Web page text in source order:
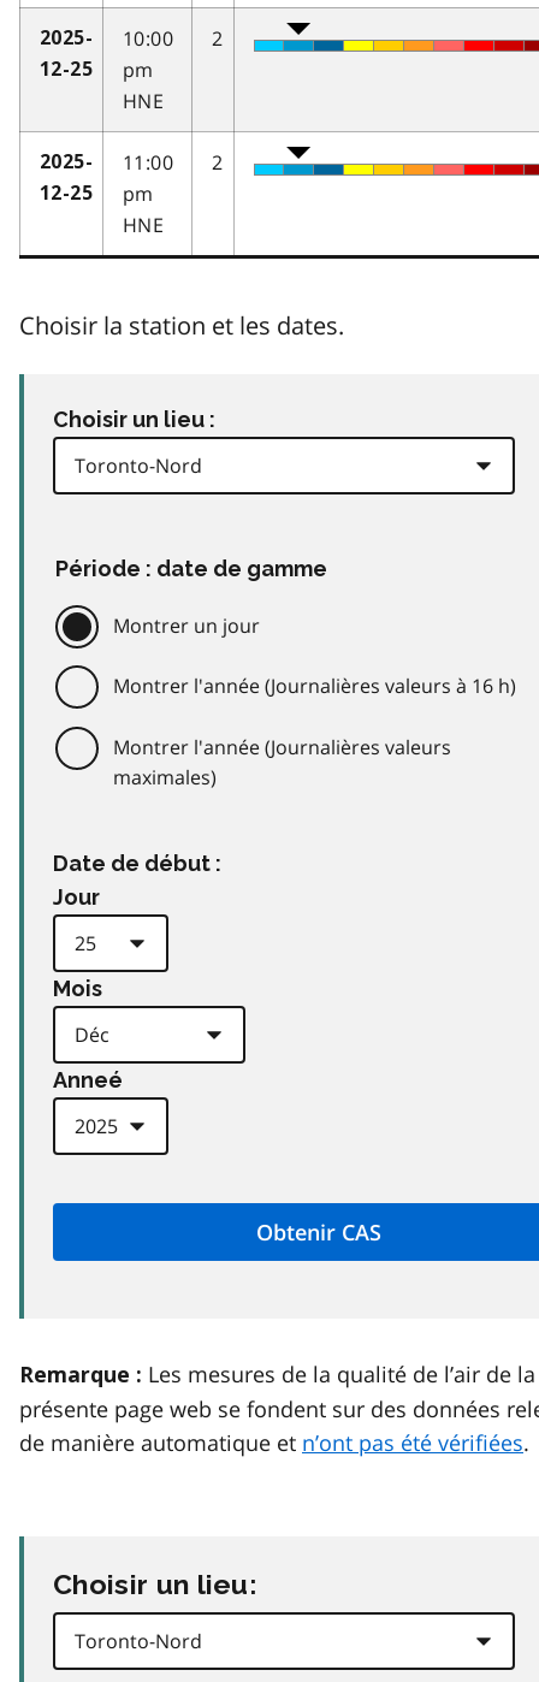
2025-
12-25
10:00
pm
HNE
2
2025-
12-25
11:00
pm
HNE
2
Choisir la station et les dates.
Choisir un lieu :
Période : date de gamme
Montrer un jour
Montrer l'année (Journalières valeurs à 16 h)
Montrer l'année (Journalières valeurs
maximales)
Date de début :
Jour
Mois
Anneé
Remarque : Les mesures de la qualité de l’air de la
présente page web se fondent sur des données
de manière automatique et n’ont pas été vérifiées.
Choisir un lieu: